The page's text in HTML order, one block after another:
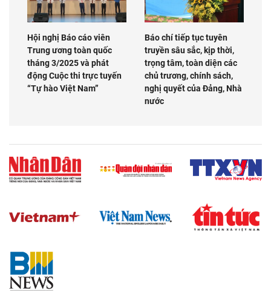
Hội nghị Báo cáo viên
Trung ương toàn quốc
tháng 3/2025 và phát
động Cuộc thi trực tuyến
“Tự hào Việt Nam”
Báo chí tiếp tục tuyên
truyền sâu sắc, kịp thời,
trọng tâm, toàn diện các
chủ trương, chính sách,
nghị quyết của Đảng, Nhà
nước